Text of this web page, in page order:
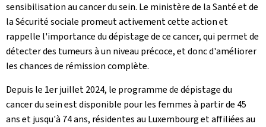
sensibilisation au cancer du sein. Le ministère de la Santé et de
la Sécurité sociale promeut activement cette action et
rappelle l'importance du dépistage de ce cancer, qui permet de
détecter des tumeurs à un niveau précoce, et donc d'améliorer
les chances de rémission complète.
Depuis le 1er juillet 2024, le programme de dépistage du
cancer du sein est disponible pour les femmes à partir de 45
ans et jusqu'à 74 ans, résidentes au Luxembourg et affiliées au